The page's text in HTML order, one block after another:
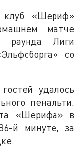
клуб «Шериф»
матче
раунда Лиги
со
удалось
пенальти.
«Шерифа» в
й минуте, за